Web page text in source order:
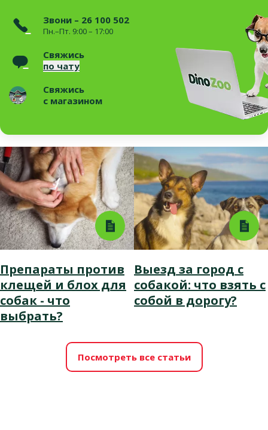
Звони – 26 100 502
Пн.–Пт. 9:00 – 17:00
Свяжись
по чату
Свяжись
с магазином
Препараты против
клещей и блох для
собак - что
выбрать?
Выезд за город с
собакой: что взять с
собой в дорогу?
Посмотреть все статьи